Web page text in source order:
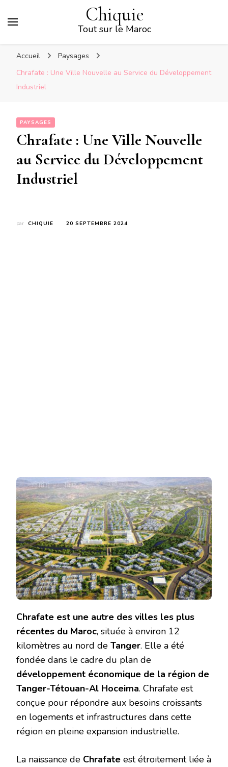
Chiquie
Tout sur le Maroc
Accueil
Paysages
Chrafate : Une Ville Nouvelle au Service du Développement
Industriel
PAYSAGES
Chrafate : Une Ville Nouvelle
au Service du Développement
Industriel
par CHIQUIE 20 SEPTEMBRE 2024
Chrafate est une autre des villes les plus
récentes du Maroc, située à environ 12
kilomètres au nord de Tanger. Elle a été
fondée dans le cadre du plan de
développement économique de la région de
Tanger-Tétouan-Al Hoceima. Chrafate est
conçue pour répondre aux besoins croissants
en logements et infrastructures dans cette
région en pleine expansion industrielle.
La naissance de Chrafate est étroitement liée à